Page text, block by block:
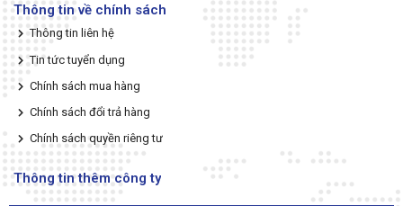
Thông tin về chính sách
Thông tin liên hệ
Tin tức tuyển dụng
Chính sách mua hàng
Chính sách đổi trả hàng
Chính sách quyền riêng tư
Thông tin thêm công ty